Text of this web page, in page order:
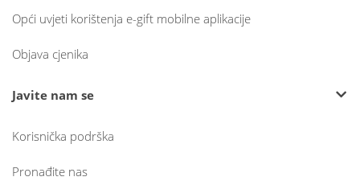
Opći uvjeti korištenja e-gift mobilne aplikacije
Objava cjenika
Javite nam se
Korisnička podrška
Pronađite nas